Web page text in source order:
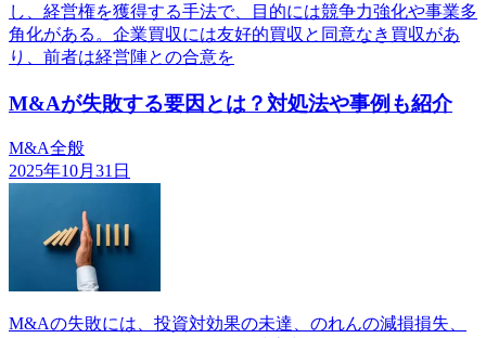
し、経営権を獲得する手法で、目的には競争力強化や事業多
角化がある。企業買収には友好的買収と同意なき買収があ
り、前者は経営陣との合意を
M&Aが失敗する要因とは？対処法や事例も紹介
M&A全般
2025年10月31日
M&Aの失敗には、投資対効果の未達、のれんの減損損失、